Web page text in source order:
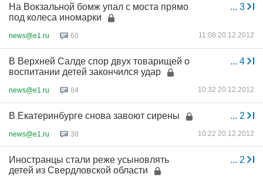
... 3
На Вокзальной бомж упал с моста прямо
под колеса иномарки
news@e1.ru 60 11:08 20.12.2012
... 4
В Верхней Салде спор двух товарищей о
воспитании детей закончился удар
news@e1.ru 84 10:32 20.12.2012
... 2
В Екатеринбурге снова завоют сирены
news@e1.ru 38 10:22 20.12.2012
... 2
Иностранцы стали реже усыновлять
детей из Свердловской области